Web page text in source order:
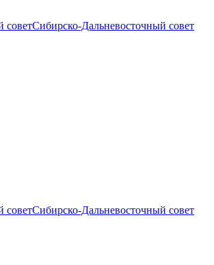
советСибирско-Дальневосточный совет
советСибирско-Дальневосточный совет